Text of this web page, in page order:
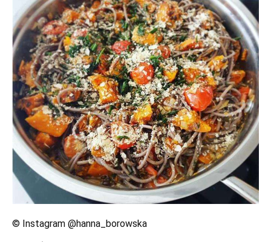
© Instagram @hanna_borowska